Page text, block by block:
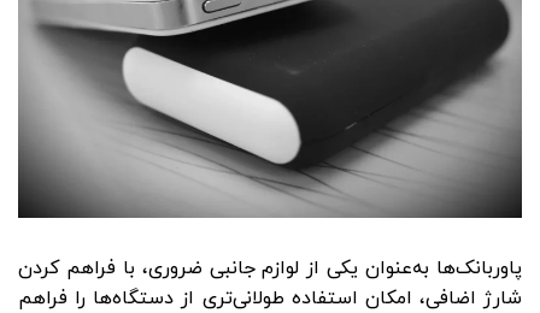
پاوربانک‌ها به‌عنوان یکی از لوازم جانبی ضروری، با فراهم کردن
شارژ اضافی، امکان استفاده طولانی‌تری از دستگاه‌ها را فراهم